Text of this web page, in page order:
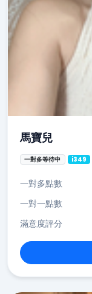
馬寶兒
一對多等待中 i349
一對多點數
一對一點數
滿意度評分